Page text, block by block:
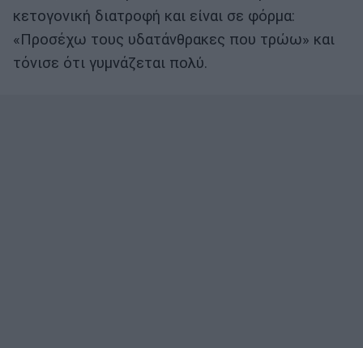
κετογονική διατροφή και είναι σε φόρμα:
«Προσέχω τους υδατάνθρακες που τρώω» και
τόνισε ότι γυμνάζεται πολύ.